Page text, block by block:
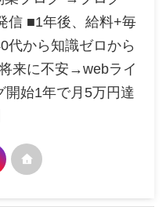
信 ■1年後、給料+毎
代から知識ゼロから
来に不安→webライ
始1年で月5万円達